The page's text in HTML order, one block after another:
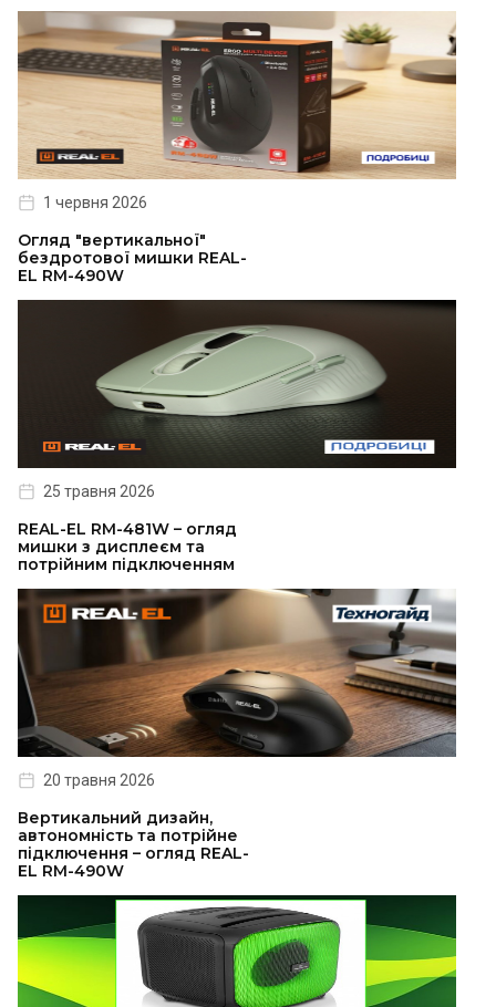
1 червня 2026
Огляд "вертикальної"
бездротової мишки REAL-
EL RM-490W
25 травня 2026
REAL-EL RM-481W – огляд
мишки з дисплеєм та
потрійним підключенням
20 травня 2026
Вертикальний дизайн,
автономність та потрійне
підключення – огляд REAL-
EL RM-490W